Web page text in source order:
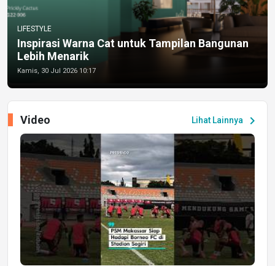
LIFESTYLE
Inspirasi Warna Cat untuk Tampilan Bangunan
Lebih Menarik
Kamis, 30 Jul 2026 10:17
Lihat Lainnya chevron_right
Video